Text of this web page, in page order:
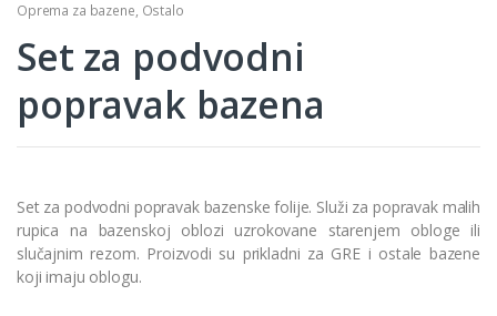
Oprema za bazene, Ostalo
Set za podvodni
popravak bazena
Set za podvodni popravak bazenske folije. Služi za popravak malih
rupica na bazenskoj oblozi uzrokovane starenjem obloge ili
slučajnim rezom. Proizvodi su prikladni za GRE i ostale bazene
koji imaju oblogu.